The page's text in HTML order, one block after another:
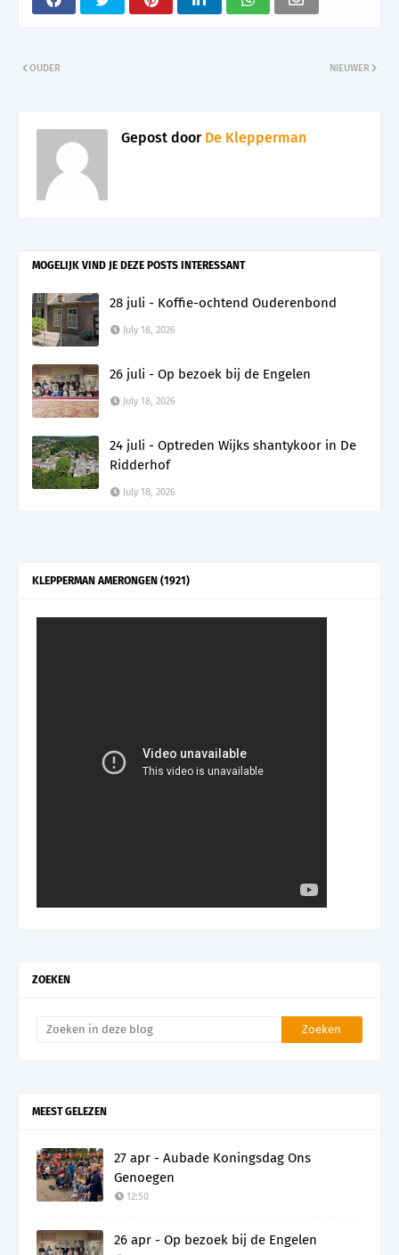
NIEUWER
OUDER
Gepost doorDe Klepperman
MOGELIJK VIND JE DEZE POSTS INTERESSANT
28 juli - Koffie-ochtend Ouderenbond
July 18, 2026
26 juli - Op bezoek bij de Engelen
July 18, 2026
24 juli - Optreden Wijks shantykoor in De
Ridderhof
July 18, 2026
KLEPPERMAN AMERONGEN (1921)
ZOEKEN
MEEST GELEZEN
27 apr - Aubade Koningsdag Ons
Genoegen
12:50
26 apr - Op bezoek bij de Engelen